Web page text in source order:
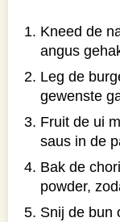
Kneed de
angus
Leg de
gewenste
Fruit de ui
saus in de
Bak de
powder,
Snij de bun